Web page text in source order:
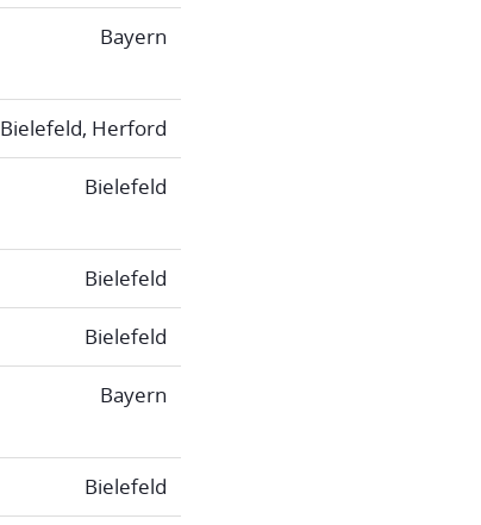
Bayern
Bielefeld, Herford
Bielefeld
Bielefeld
Bielefeld
Bayern
Bielefeld